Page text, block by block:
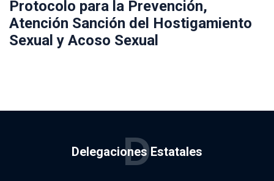
Protocolo para la Prevención,
Atención Sanción del Hostigamiento
Sexual y Acoso Sexual
Delegaciones Estatales
D